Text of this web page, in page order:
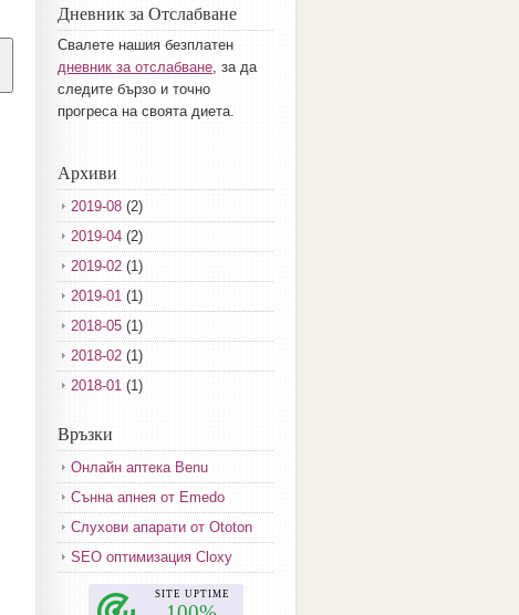
Дневник за Отслабване
Свалете нашия безплатен
дневник за отслабване, за да
следите бързо и точно
прогреса на своята диета.
Архиви
2019-08 (2)
2019-04 (2)
2019-02 (1)
2019-01 (1)
2018-05 (1)
2018-02 (1)
2018-01 (1)
2017-11
2017-10 (3)
2017-08(3)
2017-07(1)
2017-06(2)
2017-05(4)
Връзки
Онлайн аптека Benu
Сънна апнея от Emedo
Слухови апарати от Ototon
SEO оптимизация Cloxy